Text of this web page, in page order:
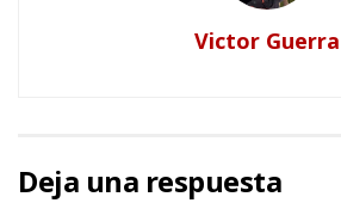
Victor Guerra
Deja una respuesta